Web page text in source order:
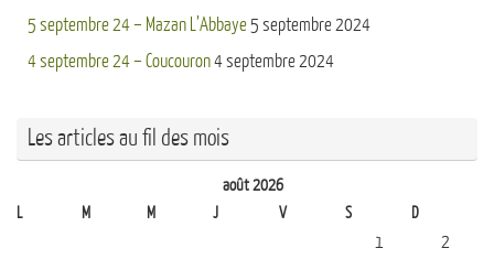
5 septembre 24 – Mazan L’Abbaye 5 septembre 2024
4 septembre 24 – Coucouron4 septembre 2024
Les articles au fil des mois
août 2026
L
M M J V S D
1
2